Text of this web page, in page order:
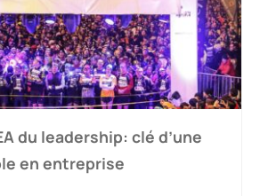
du leadership: clé d’une
en entreprise